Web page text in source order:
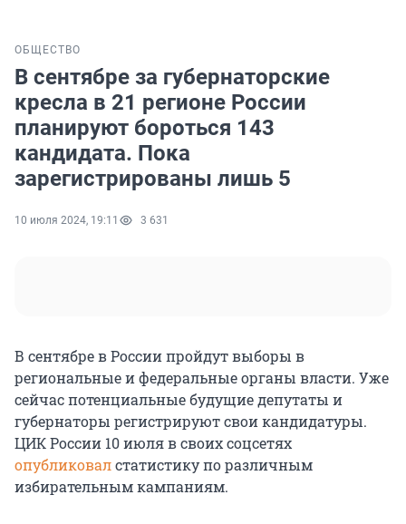
ОБЩЕСТВО
В сентябре за губернаторские
кресла в 21 регионе России
планируют бороться 143
кандидата. Пока
зарегистрированы лишь 5
10 июля 2024, 19:11 3 631
В сентябре в России пройдут выборы в
региональные и федеральные органы власти. Уже
сейчас потенциальные будущие депутаты и
губернаторы регистрируют свои кандидатуры.
ЦИК России 10 июля в своих соцсетях
опубликовалстатистику по различным
избирательным кампаниям.